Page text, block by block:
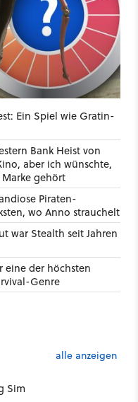
Ein Spiel wie Gratin-
Bank Heist von
aber ich wünschte,
gehört
Piraten-
wo Anno strauchelt
war Stealth seit Jahren
eine der höchsten
Genre
alle anzeigen
Sim